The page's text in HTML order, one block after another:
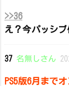
>>36
え？今パッシ
37 名無しさん
PS5版6月まで